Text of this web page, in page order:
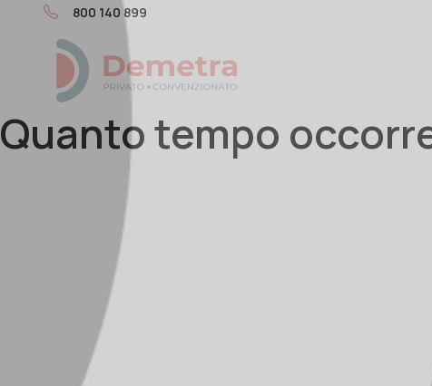
800 140 899
Quanto tempo